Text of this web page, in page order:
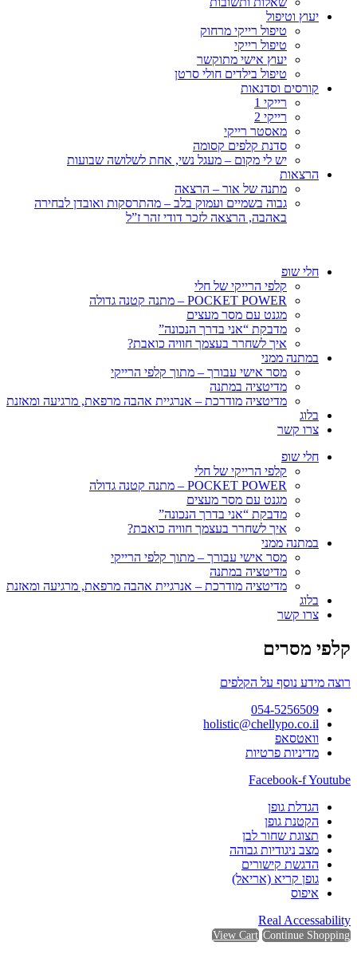
יעוץ וטיפול
טיפול רייקי מרחוק
טיפול רייקי
יעוץ אישי מתוקשר
טיפול בילדים חולי סרטן
קורסים וסדנאות
רייקי 1
רייקי 2
מאסטר רייקי
סדנת קלפים קסומה
יש לי מקום – מעגל נשי, אחת לשלושה שבועות
הרצאות
מתנה של אור – הרצאה
גבוה בשמיים ועמוק בלב – מהתרסקות ואובדן לבחירה
באהבה, הרצאה לזכר דודי זהר ז”ל
חלי שופ
קלפי הרייקי של חלי
POCKET POWER – מתנה קטנה גדולה
מגנט עם מסר מעצים
מדבקת “אני בדרך הנכונה”
איך לשחרר בעצמך חוויה כואבת?
במתנה ממני
מסר אישי עבורך – מתוך קלפי הרייקי
מדיטציה במתנה
מדיטציה מודרכת – אנרגיית אהבה מרפאת, מרגיעה ומאזנת
בלוג
צרו קשר
חלי שופ
קלפי הרייקי של חלי
POCKET POWER – מתנה קטנה גדולה
מגנט עם מסר מעצים
מדבקת “אני בדרך הנכונה”
איך לשחרר בעצמך חוויה כואבת?
במתנה ממני
מסר אישי עבורך – מתוך קלפי הרייקי
מדיטציה במתנה
מדיטציה מודרכת – אנרגיית אהבה מרפאת, מרגיעה ומאזנת
בלוג
צרו קשר
קלפי מסרים
רוצה מידע נוסף על הקלפים
054-5256509
holistic@chellypo.co.il
וואטסאפ
מדיניות פרטיות
Facebook-fYoutube
הגדלת גופן
הקטנת גופן
תצוגת שחור לבן
מצב ניגודיות גבוהה
הדגשת קישורים
גופן קריא (אריאל)
איפוס
Real Accessability
View Cart Continue Shopping